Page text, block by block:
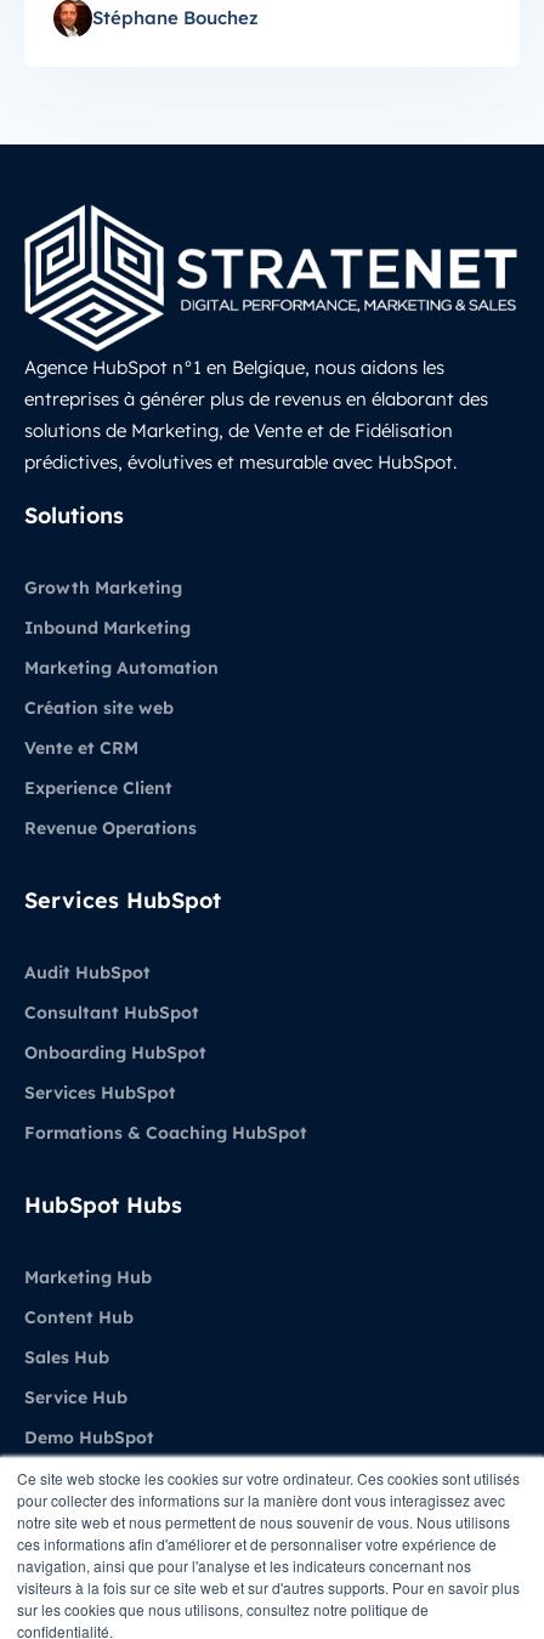
Ce site web stocke les cookies sur votre ordinateur. Ces cookies sont utilisés
pour collecter des informations sur la manière dont vous interagissez avec
notre site web et nous permettent de nous souvenir de vous. Nous utilisons
ces informations afin d'améliorer et de personnaliser votre expérience de
navigation, ainsi que pour l'analyse et les indicateurs concernant nos
visiteurs à la fois sur ce site web et sur d'autres supports. Pour en savoir plus
sur les cookies que nous utilisons, consultez notre politique de
confidentialité.
Stéphane Bouchez
Agence HubSpot n°1 en Belgique, nous aidons les
entreprises à générer plus de revenus en élaborant des
solutions de Marketing, de Vente et de Fidélisation
prédictives, évolutives et mesurable avec HubSpot.
Solutions
Growth Marketing
Inbound Marketing
Marketing Automation
Création site web
Vente et CRM
Experience Client
Revenue Operations
Services HubSpot
Audit HubSpot
Consultant HubSpot
Onboarding HubSpot
Services HubSpot
Formations & Coaching HubSpot
HubSpot Hubs
Marketing Hub
Content Hub
Sales Hub
Service Hub
Demo HubSpot
Agence
A propos de Stratenet
Stratenet X HubSpot